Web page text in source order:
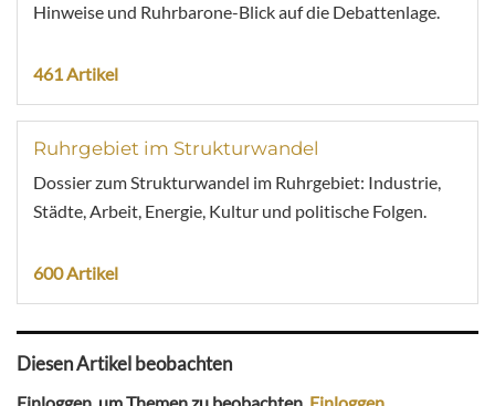
Hinweise und Ruhrbarone-Blick auf die Debattenlage.
461 Artikel
Ruhrgebiet im Strukturwandel
Dossier zum Strukturwandel im Ruhrgebiet: Industrie,
Städte, Arbeit, Energie, Kultur und politische Folgen.
600 Artikel
Diesen Artikel beobachten